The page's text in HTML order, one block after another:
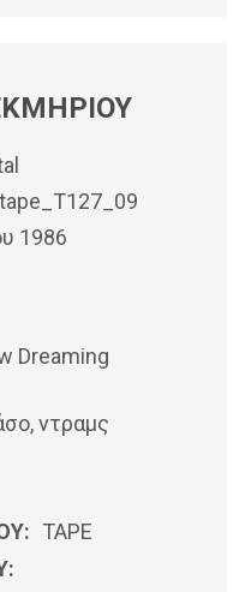
1986
Dreaming
ντραμς
ΤΑΡΕ